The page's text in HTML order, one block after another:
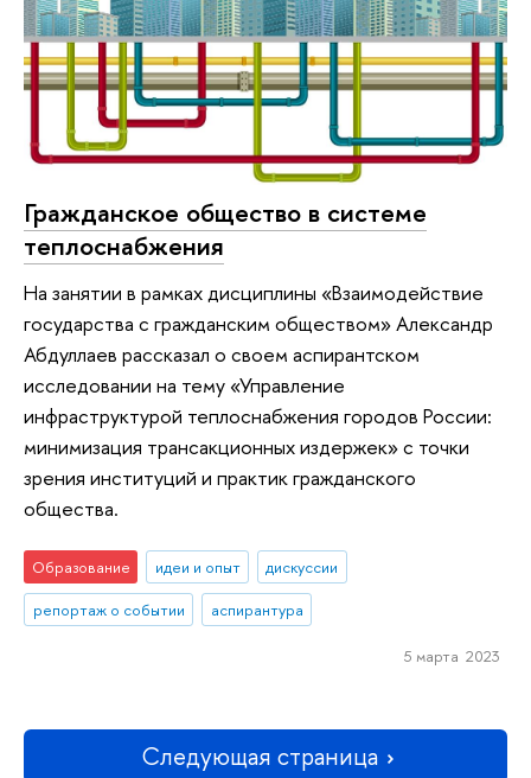
Гражданское общество в системе
теплоснабжения
На занятии в рамках дисциплины «Взаимодействие
государства с гражданским обществом» Александр
Абдуллаев рассказал о своем аспирантском
исследовании на тему «Управление
инфраструктурой теплоснабжения городов России:
минимизация транcакционных издержек» с точки
зрения институций и практик гражданского
общества.
Образование идеи и опыт
дискуссии
репортаж о событии
аспирантура
5 марта 2023
Следующая страница